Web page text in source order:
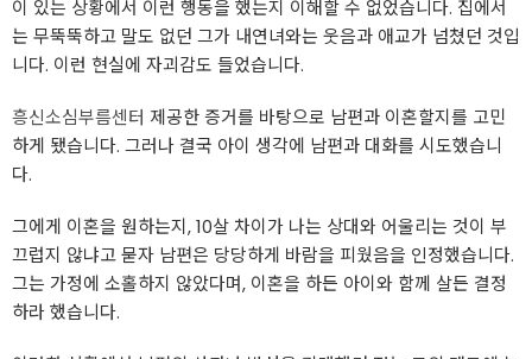
이 있는 상황에서 이런 행동을 했는지 이해할 수 없었습니다. 집에서
는 무뚝뚝하고 말도 없던 그가 내연녀와는 웃음과 애교가 넘쳤던 것입
니다. 이런 현실에 자괴감도 들었습니다.
흥신소심부름센터 제공한 증거를 바탕으로 남편과 이혼할지를 고민
하게 됐습니다. 그러나 결국 아이 생각에 남편과 대화를 시도했습니
다.
그에게 이혼을 원하는지, 10살 차이가 나는 상대와 어울리는 것이 부
끄럽지 않냐고 묻자 남편은 당당하게 바람을 피웠음을 인정했습니다.
그는 가정에 소홀하지 않았다며, 이혼을 하든 아이와 함께 살든 결정
하라 했습니다.